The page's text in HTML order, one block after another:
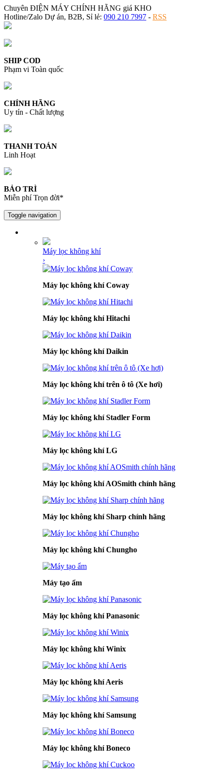
Chuyên ĐIỆN MÁY CHÍNH HÃNG giá KHO
Hotline/Zalo Dự án, B2B, Sỉ lẻ: 090 210 7997 - RSS
SHIP COD
Phạm vi Toàn quốc
CHÍNH HÃNG
Uy tín - Chất lượng
THANH TOÁN
Linh Hoạt
BẢO TRÌ
Miễn phí Trọn đời*
Toggle navigation
Máy lọc không khí
›
Máy lọc không khí Coway
Máy lọc không khí Hitachi
Máy lọc không khí Daikin
Máy lọc không khí trên ô tô (Xe hơi)
Máy lọc không khí Stadler Form
Máy lọc không khí LG
Máy lọc không khí AOSmith chính hãng
Máy lọc không khí Sharp chính hãng
Máy lọc không khí Chungho
Máy tạo ẩm
Máy lọc không khí Panasonic
Máy lọc không khí Winix
Máy lọc không khí Aeris
Máy lọc không khí Samsung
Máy lọc không khí Boneco